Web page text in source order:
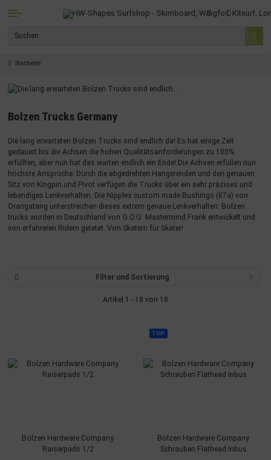
Startseite
Bolzen Trucks Germany
Die lang erwarteten Bolzen Trucks sind endlich da! Es hat einige Zeit
gedauert bis die Achsen die hohen Qualitätsanforderungen zu 100%
erfüllten, aber nun hat das warten endlich ein Ende! Die Achsen erfüllen nun
höchste Ansprüche: Durch die abgedrehten Hangerenden und den genauen
Sitz von Kingpin und Pivot verfügen die Trucks über ein sehr präzises und
lebendiges Lenkverhalten. Die Nipples custom made Bushings (87a) von
Orangatang unterstreichen dieses extrem genaue Lenkverhalten. Bolzen
trucks wurden in Deutschland von G.O.G. Mastermind Frank entwickelt und
von erfahreren Ridern getetet. Von Skatern für Skater!
Filter und Sortierung
Artikel 1 - 18 von 18
Bolzen Hardware Company
Raiserpads 1/2
TOP
Bolzen Hardware Company
Schrauben Flathead Inbus